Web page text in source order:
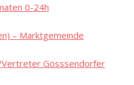
0-24h
– Marktgemeinde
Gösssendorfer